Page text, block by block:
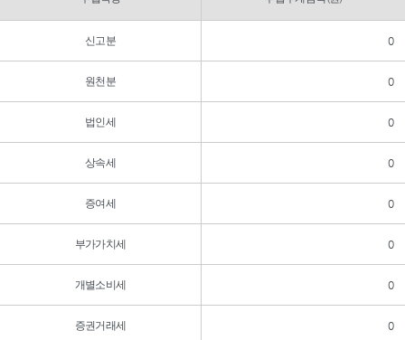
신고분 0
원천분 0
법인세 0
상속세 0
증여세 0
부가가치세 0
개별소비세 0
증권거래세 0